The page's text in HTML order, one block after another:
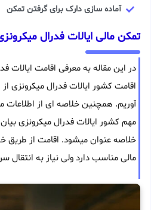
آماده سازی دارک برای گرفتن تمکن
تمکن مالی ایالات فدرال
در این مقاله به معرفی اقامت ایالات
اقامت کشور ایالات فدرال
آوریم. همچنین خلاصه ای از
مهم کشور ایالات فدرال میکرونزی
خلاصه عنوان میشود. اقامت از
مالی مناسب دارد ولی نیاز به انتقال